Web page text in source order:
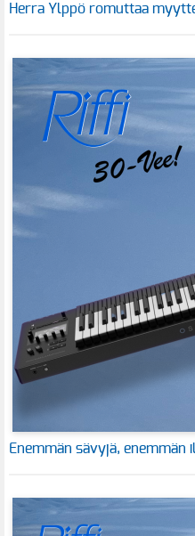
Herra Ylppö romuttaa
Enemmän sävyjä, enemmän